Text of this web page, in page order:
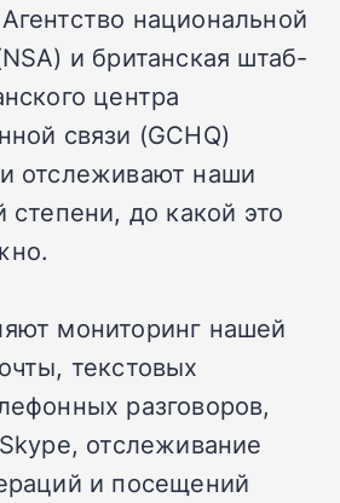
национальной
и британская штаб-
центра
связи (GCHQ)
отслеживают наши
до какой это
мониторинг нашей
текстовых
разговоров,
отслеживание
и посещений